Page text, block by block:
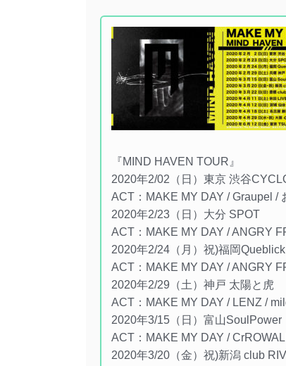
『MIND HAVEN TOUR』
2020年2/02（日）東京 渋谷
ACT：MAKE MY DAY / Graupel /
2020年2/23（日）大分 SPOT
ACT：MAKE MY DAY / ANGRY
2020年2/24（月）祝)福岡Queblick
ACT：MAKE MY DAY / ANGRY
2020年2/29（土）神戸 太陽と虎
ACT：MAKE MY DAY / LENZ /
2020年3/15（日）富山SoulPower
ACT：MAKE MY DAY /
2020年3/20（金）祝)新潟 club